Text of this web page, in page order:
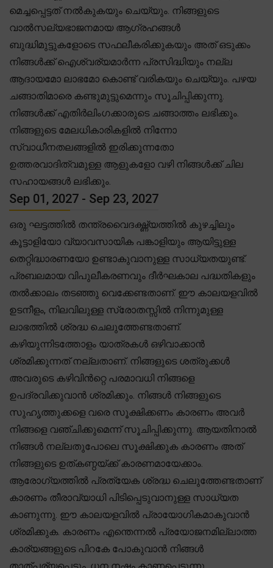
മെച്ചപ്പെട്ടത് നൽകുകയും ചെയ്യും. നിങ്ങളുടെ
വാൽസല്യഭാജനമായ ആഗ്രഹങ്ങൾ
ബുദ്ധിമുട്ടുകളോടെ സഫലീകരിക്കുകയും അത് ഒടുക്കം
നിങ്ങൾക്ക് ഐശ്വര്യമാർന്ന പ്രസിദ്ധിയും നല്ല
ആദായമോ ലാഭമോ കൊണ്ട് വരികയും ചെയ്യും. പഴയ
ചങ്ങാതിമാരെ കണ്ടുമുട്ടുമെന്നും സൂചിപ്പിക്കുന്നു.
നിങ്ങൾക്ക് എതിർലിംഗക്കാരുടെ ചങ്ങാത്തം ലഭിക്കും.
നിങ്ങളുടെ മേലധികാരികളിൽ നിന്നോ
സ്വാധീനതലങ്ങളിൽ ഇരിക്കുന്നതോ
ഉത്തരവാദിത്വമുള്ള ആളുകളോ വഴി നിങ്ങൾക്ക് ചില
സഹായങ്ങൾ ലഭിക്കും.
Sep 01, 2027 - Sep 23, 2027
ഒരു ഘട്ടത്തിൽ തന്ത്രവൈദഗ്ദ്ധ്യത്തിൽ കുഴച്ചിലും
കൂട്ടാളിയോ വ്യാവസായിക പങ്കാളിയും ആയിട്ടുള്ള
തെറ്റിദ്ധാരണയോ ഉണ്ടാകുവാനുള്ള സാധ്യതയുണ്ട്.
പ്രബലമായ വിപുലീകരണവും ദീർഘകാല പദ്ധതികളും
തൽക്കാലം തടഞ്ഞു വെക്കേണ്ടതാണ്. ഈ കാലയളവിൽ
ഉടനീളം, നിലവിലുള്ള സ്രോതസ്സിൽ നിന്നുമുള്ള
ലാഭത്തിൽ ശ്രദ്ധ ചെലുത്തേണ്ടതാണ്.
കഴിയുന്നിടത്തോളം യാത്രകൾ ഒഴിവാക്കാൻ
ശ്രമിക്കുന്നത് നല്ലതാണ്. നിങ്ങളുടെ ശത്രുക്കൾ
അവരുടെ കഴിവിൻറ്റെ പരമാവധി നിങ്ങളെ
ഉപദ്രവിക്കുവാൻ ശ്രമിക്കും. നിങ്ങൾ നിങ്ങളുടെ
സുഹൃത്തുക്കളെ വരെ സൂക്ഷിക്കണം കാരണം അവർ
നിങ്ങളെ വഞ്ചിക്കുമെന്ന് സൂചിപ്പിക്കുന്നു. ആയതിനാൽ
നിങ്ങൾ നല്ലതുപോലെ സൂക്ഷിക്കുക കാരണം അത്
നിങ്ങളുടെ ഉത്കണ്ഠയ്ക്ക് കാരണമായേക്കാം.
ആരോഗ്യത്തിൽ പ്രത്യേക ശ്രദ്ധ ചെലുത്തേണ്ടതാണ്
കാരണം തീരാവ്യാധി പിടിപ്പെടുവാനുള്ള സാധ്യത
കാണുന്നു. ഈ കാലയളവിൽ പ്രായോഗികമാകുവാൻ
ശ്രമിക്കുക. കാരണം എന്തെന്നൽ പ്രയോജനമില്ലാത്ത
കാര്യങ്ങളുടെ പിറകേ പോകുവാൻ നിങ്ങൾ